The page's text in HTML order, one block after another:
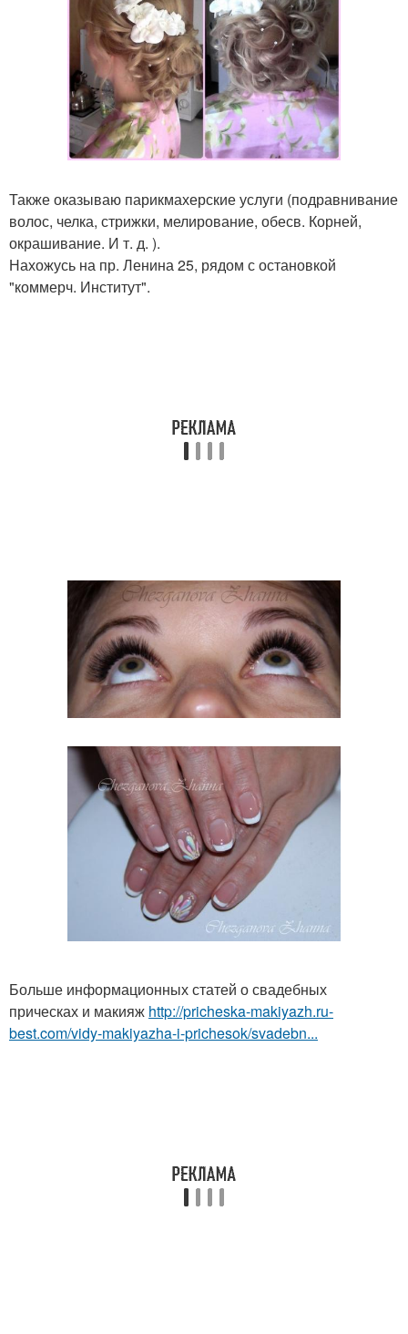
Также оказываю парикмахерские услуги (подравнивание
волос, челка, стрижки, мелирование, обесв. Корней,
окрашивание. И т. д. ).
Нахожусь на пр. Ленина 25, рядом с остановкой
"коммерч. Институт".
Больше информационных статей о свадебных
прическах и макияж http://pricheska-makiyazh.ru-
best.com/vidy-makiyazha-i-prichesok/svadebn...